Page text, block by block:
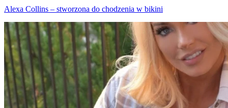
Alexa Collins – stworzona do chodzenia w bikini